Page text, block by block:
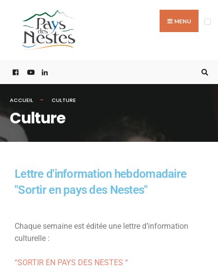
MENU
ACCUEIL CULTURE
Culture
Lettre d'information hebdomadaire
"Sortir en pays des Nestes"
Chaque semaine est éditée une lettre d’information
culturelle :
“SORTIR EN PAYS DES NESTES “